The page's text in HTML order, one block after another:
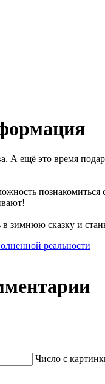
А ещё это время
сказку и
реальности
Число с